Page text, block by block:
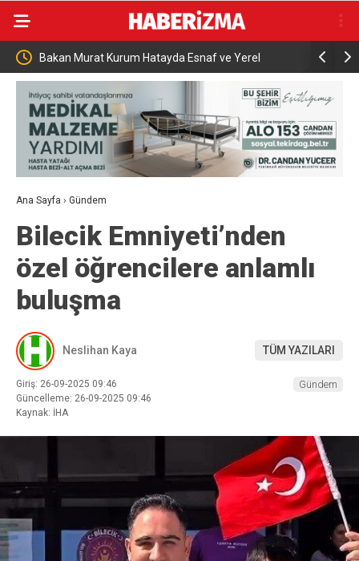
Kurum Hatayda Esnaf ve Yerel
Bir Araya Geldi
Bakan Uraloğlu: “Güçlü
Ana Sayfa › Gündem
Bilecik Emniyeti’nden
özel öğrencilere anlamlı
buluşma
Neslihan Kaya TÜM YAZILARI
Giriş: 26-09-2025 09:46
Güncelleme: 26-09-2025 09:46
Kaynak: İHA
Gündem